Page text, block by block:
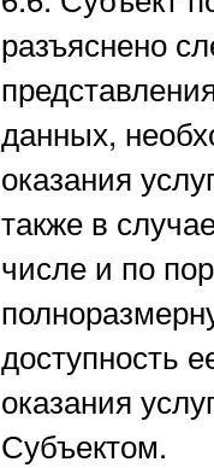
разъяснено
данных,
оказания
также в
числе и по
доступность
оказания
Субъектом.